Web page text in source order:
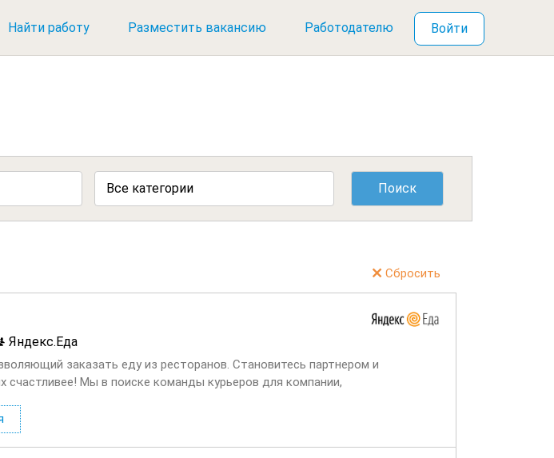
Найти работу Разместить вакансию Работодателю Войти
Все категории
Сбросить
Яндекс.Еда
заказать еду из ресторанов. Становитесь партнером и
счастливее! Мы в поиске команды курьеров для компании,